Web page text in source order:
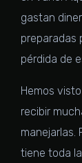
gastan
preparadas
pérdida de
Hemos
recibir
manejarlas.
tiene toda